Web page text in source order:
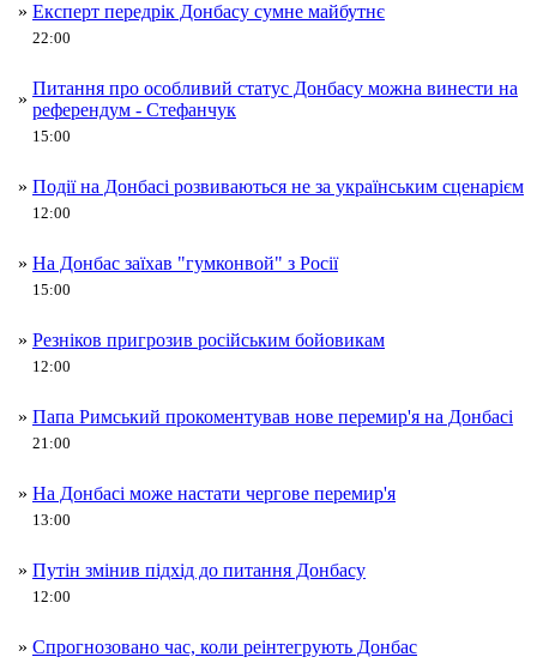
» Експерт передрік Донбасу сумне майбутнє
22:00
»
Питання про особливий статус Донбасу можна винести на
референдум - Стефанчук
15:00
» Події на Донбасі розвиваються не за українським сценарієм
12:00
» На Донбас заїхав "гумконвой" з Росії
15:00
» Резніков пригрозив російським бойовикам
12:00
» Папа Римський прокоментував нове перемир'я на Донбасі
21:00
» На Донбасі може настати чергове перемир'я
13:00
» Путін змінив підхід до питання Донбасу
12:00
» Спрогнозовано час, коли реінтегрують Донбас